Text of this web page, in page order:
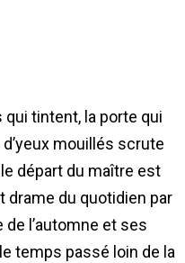
qui tintent, la porte qui
mouillés scrute
départ du maître est
du quotidien par
de l’automne et ses
temps passé loin de la